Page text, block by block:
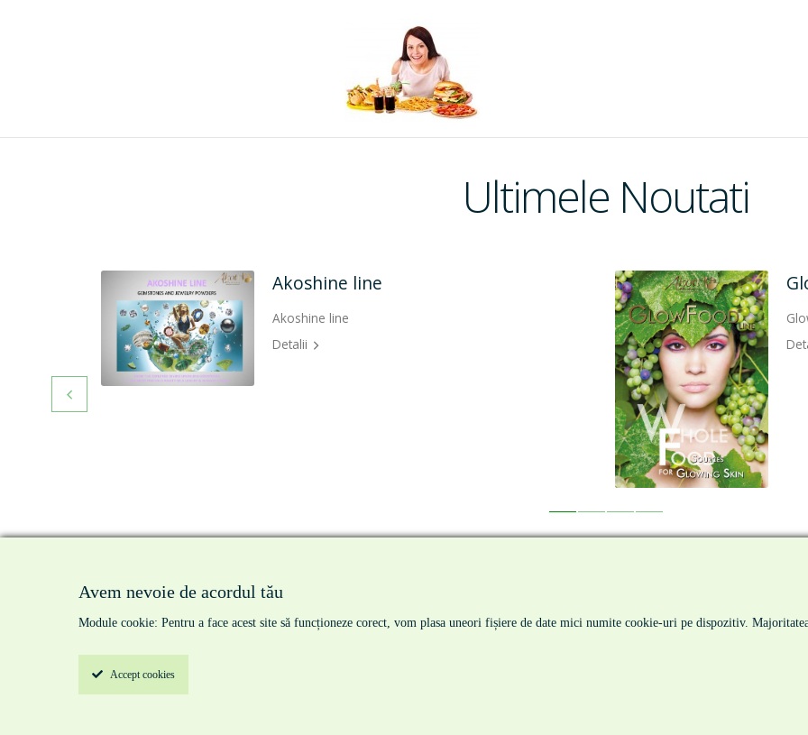
Ultimele Noutati
Sugicare
Sugicare
Detalii

termeni si conditii|politica de cookie-uri|politica de confidentialitate
© Chemtech 2026
Avem nevoie de acordul tău
Module cookie: Pentru a face acest site să funcționeze corect, vom plasa uneori fișiere de date mici numite cookie-uri pe dispozitiv.
Acceptcookies